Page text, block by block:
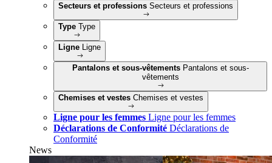
Secteurs et professions Secteurs et professions
Type Type
Ligne Ligne
Pantalons et sous-vêtements Pantalons et sous-
vêtements
Chemises et vestes Chemises et vestes
Ligne pour les femmes Ligne pour les femmes
Déclarations de Conformité Déclarations de
Conformité
News